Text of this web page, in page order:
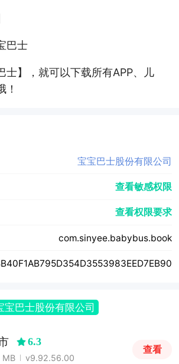
巴士
士】，就可以下载所有APP、儿
！
宝宝巴士股份有限公司
查看敏感权限
查看权限要求
com.sinyee.babybus.book
宝巴士股份有限公司
6.3
MB v9.92.56.00
查看